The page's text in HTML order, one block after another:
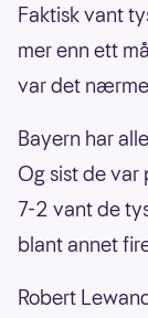
Faktisk vant
mer enn ett
var det
Bayern har
Og sist de var
7-2 vant de
blant annet
Robert